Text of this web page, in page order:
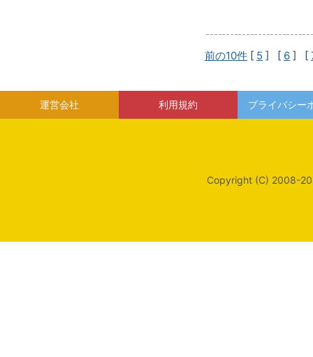
前の10件 [ 5 ] [ 6 ] [
運営会社 利用規約 プライバシー
Copyright (C) 2008-